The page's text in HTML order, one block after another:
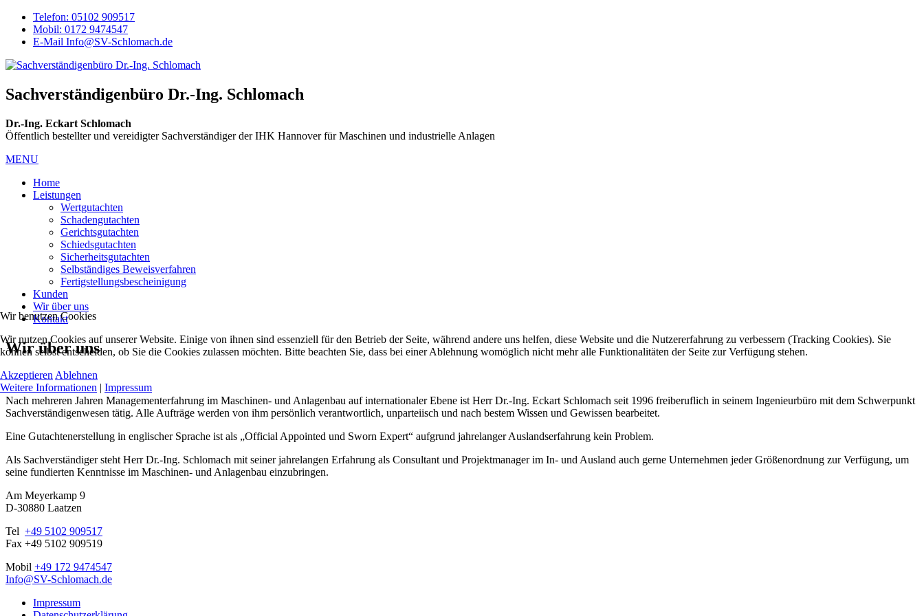
Telefon: 05102 909517
Mobil: 0172 9474547
E-Mail Info@SV-Schlomach.de
Sachverständigenbüro Dr.-Ing. Schlomach
Dr.-Ing. Eckart Schlomach
Öffentlich bestellter und vereidigter Sachverständiger der IHK Hannover für Maschinen und industrielle Anlagen
MENU
Home
Leistungen
Wertgutachten
Schadengutachten
Gerichtsgutachten
Schiedsgutachten
Sicherheitsgutachten
Selbständiges Beweisverfahren
Fertigstellungsbescheinigung
Kunden
Wir über uns
Kontakt
Wir über uns
Nach mehreren Jahren Managementerfahrung im Maschinen- und Anlagenbau auf internationaler Ebene ist Herr Dr.-Ing. Eckart Schlomach seit 1996 freiberuflich in seinem Ingenieurbüro mit dem Schwerpunkt
Sachverständigenwesen tätig. Alle Aufträge werden von ihm persönlich verantwortlich, unparteiisch und nach bestem Wissen und Gewissen bearbeitet.
Eine Gutachtenerstellung in englischer Sprache ist als „Official Appointed und Sworn Expert“ aufgrund jahrelanger Auslandserfahrung kein Problem.
Als Sachverständiger steht Herr Dr.-Ing. Schlomach mit seiner jahrelangen Erfahrung als Consultant und Projektmanager im In- und Ausland auch gerne Unternehmen jeder Größenordnung zur Verfügung, um
seine fundierten Kenntnisse im Maschinen- und Anlagenbau einzubringen.
Am Meyerkamp 9
D-30880 Laatzen
Tel +49 5102 909517
Fax +49 5102 909519
Mobil +49 172 9474547
Info@SV-Schlomach.de
Impressum
Wir benutzen Cookies
Wir nutzen Cookies auf unserer Website. Einige von ihnen sind essenziell für den Betrieb der Seite, während andere uns helfen, diese Website und die Nutzererfahrung zu verbessern (Tracking Cookies). Sie
können selbst entscheiden, ob Sie die Cookies zulassen möchten. Bitte beachten Sie, dass bei einer Ablehnung womöglich nicht mehr alle Funktionalitäten der Seite zur Verfügung stehen.
Akzeptieren Ablehnen
Weitere Informationen | Impressum